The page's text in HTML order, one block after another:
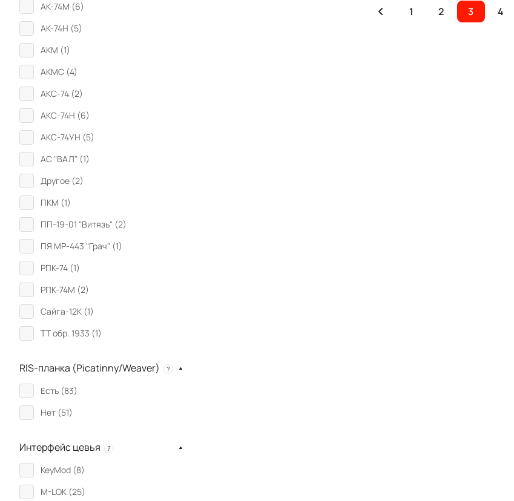
1 2 3 4
АК-74М (6)
АК-74Н (5)
АКМ (1)
АКМС (4)
АКС-74 (2)
АКС-74Н (6)
АКС-74УН (5)
АС "ВАЛ" (1)
Другое (2)
ПКМ (1)
ПП-19-01 "Витязь" (2)
ПЯ МР-443 "Грач" (1)
РПК-74 (1)
РПК-74М (2)
Сайга-12К (1)
ТТ обр. 1933 (1)
RIS-планка (Picatinny/Weaver) ?
Есть (83)
Нет (51)
Интерфейс цевья ?
KeyMod (8)
M-LOK (25)